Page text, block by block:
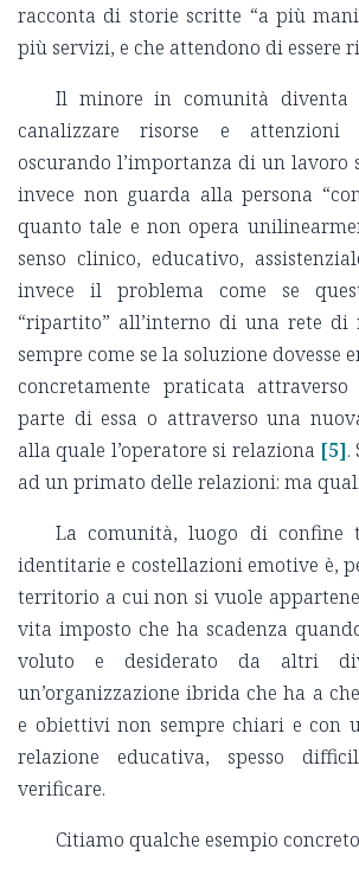
racconta di storie scritte “a più
più servizi, e che attendono di essere
Il minore in comunità diventa
canalizzare risorse e attenzioni
oscurando l’importanza di un lavoro
invece non guarda alla persona
quanto tale e non opera
senso clinico, educativo,
invece il problema come se
“ripartito” all’interno di una rete di
sempre come se la soluzione dovesse
concretamente praticata
parte di essa o attraverso una
alla quale l’operatore si relaziona [5].
ad un primato delle relazioni: ma
La comunità, luogo di confine
identitarie e costellazioni emotive è,
territorio a cui non si vuole
vita imposto che ha scadenza
voluto e desiderato da altri
un’organizzazione ibrida che ha a
e obiettivi non sempre chiari e con
relazione educativa, spesso
verificare.
Citiamo qualche esempio